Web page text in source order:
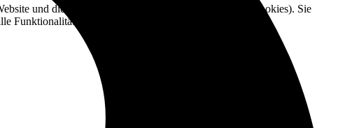
und die Nutzererfahrung zu verbessern (Tracking Cookies). Sie
Funktionalitäten der Seite zur Verfügung stehen.